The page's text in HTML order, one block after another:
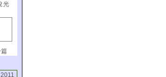
光
篇
2011